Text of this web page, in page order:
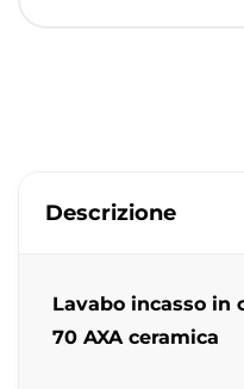
Descrizione
Lavabo incasso in
70 AXA ceramica